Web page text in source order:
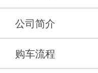
公司简介
购车流程